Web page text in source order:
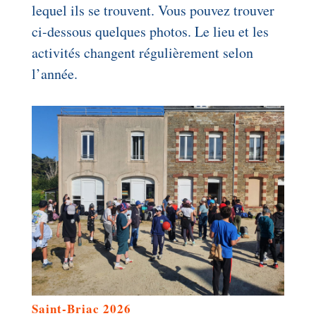
lequel ils se trouvent. Vous pouvez trouver
ci-dessous quelques photos. Le lieu et les
activités changent régulièrement selon
l’année.
Saint-Briac 2026